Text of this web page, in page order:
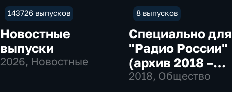
143726 выпусков
Новостные
выпуски
2026, Новостные
8 выпусков
Специально для
"Радио России"
(архив 2018 –
2019)
2018, Общество